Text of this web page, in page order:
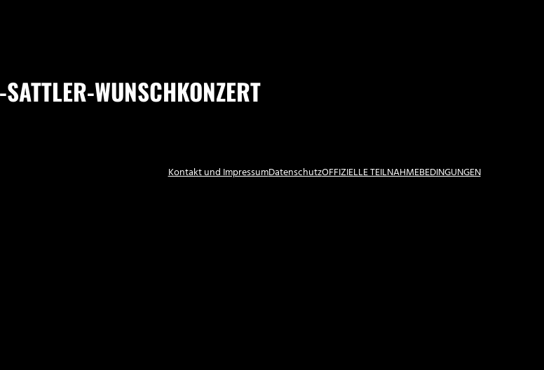
WUNSCHKONZERT
Kontakt und ImpressumDatenschutzOFFIZIELLE TEILNAHMEBEDINGUNGEN